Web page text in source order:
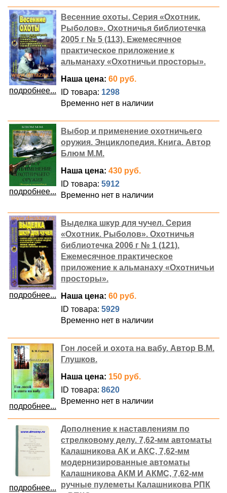
подробнее...
Весенние охоты. Серия «Охотник.
Рыболов». Охотничья библиотечка
2005 г № 5 (113). Ежемесячное
практическое приложение к
альманаху «Охотничьи просторы».
Наша цена: 60 руб.
ID товара: 1298
Временно нет в наличии
подробнее...
Выбор и применение охотничьего
оружия. Энциклопедия. Книга. Автор
Блюм М.М.
Наша цена: 430 руб.
ID товара: 5912
Временно нет в наличии
подробнее...
Выделка шкур для чучел. Серия
«Охотник. Рыболов». Охотничья
библиотечка 2006 г № 1 (121).
Ежемесячное практическое
приложение к альманаху «Охотничьи
просторы».
Наша цена: 60 руб.
ID товара: 5929
Временно нет в наличии
подробнее...
Гон лосей и охота на вабу. Автор В.М.
Глушков.
Наша цена: 150 руб.
ID товара: 8620
Временно нет в наличии
подробнее...
Дополнение к наставлениям по
стрелковому делу. 7,62-мм автоматы
Калашникова АК и АКС, 7,62-мм
модернизированные автоматы
Калашникова АКМ И АКМС, 7,62-мм
ручные пулеметы Калашникова РПК